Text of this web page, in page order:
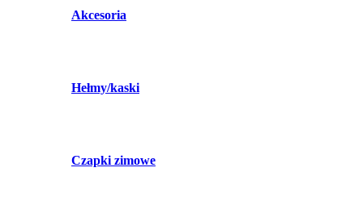
Akcesoria
Hełmy/kaski
Czapki zimowe